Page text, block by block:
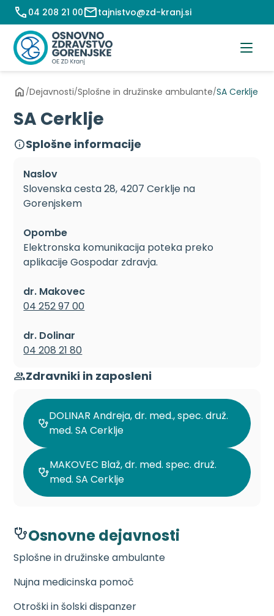
Preskoči
na
vsebino
04 208 21 00 tajnistvo@zd-kranj.si
/Dejavnosti/Splošne in družinske ambulante/SA Cerklje
SA Cerklje
Splošne informacije
Naslov
Slovenska cesta 28, 4207 Cerklje na
Gorenjskem
Opombe
Elektronska komunikacija poteka preko
aplikacije Gospodar zdravja.
dr. Makovec
04 252 97 00
dr. Dolinar
04 208 21 80
Zdravniki in zaposleni
DOLINAR Andreja, dr. med., spec. druž.
med. SA Cerklje
MAKOVEC Blaž, dr. med. spec. druž.
med. SA Cerklje
Osnovne dejavnosti
Splošne in družinske ambulante
Nujna medicinska pomoč
Otroški in šolski dispanzer